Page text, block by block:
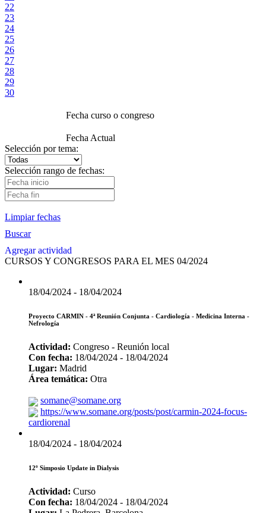
22
23
24
25
26
27
28
29
30
Fecha curso o congreso
Fecha Actual
Selección por tema:
Selección rango de fechas:
Limpiar fechas
Buscar
Agregar actividad
CURSOS Y CONGRESOS PARA EL MES 04/2024
18/04/2024 - 18/04/2024
Proyecto CARMIN - 4ª Reunión Conjunta - Cardiología - Medicina Interna -
Nefrología
Actividad: Congreso - Reunión local
Con fecha: 18/04/2024 - 18/04/2024
Lugar: Madrid
Área temática: Otra
somane@somane.org
https://www.somane.org/posts/post/carmin-2024-focus-
cardiorenal
18/04/2024 - 18/04/2024
12º Simposio Update in Dialysis
Actividad: Curso
Con fecha: 18/04/2024 - 18/04/2024